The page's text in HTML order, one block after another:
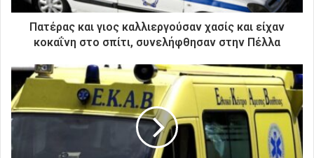
τ
ι
ή
σ
α
ς
Πατέρας και γιος καλλιεργούσαν χασίς και είχαν
κοκαΐνη στο σπίτι, συνελήφθησαν στην Πέλλα